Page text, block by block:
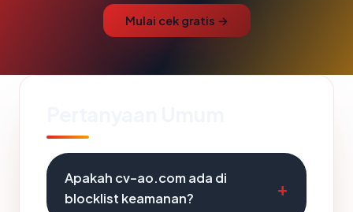
Mulai cek gratis →
Apakah cv-ao.com ada di
blocklist keamanan?